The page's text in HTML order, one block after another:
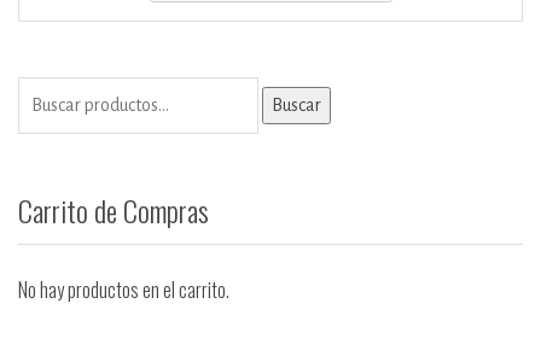
Buscar
Carrito de Compras
No hay productos en el carrito.